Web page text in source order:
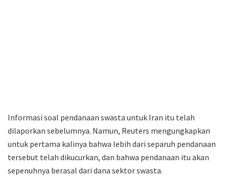
Informasi soal pendanaan swasta untuk Iran itu telah
dilaporkan sebelumnya. Namun, Reuters mengungkapkan
untuk pertama kalinya bahwa lebih dari separuh pendanaan
tersebut telah dikucurkan, dan bahwa pendanaan itu akan
sepenuhnya berasal dari dana sektor swasta.